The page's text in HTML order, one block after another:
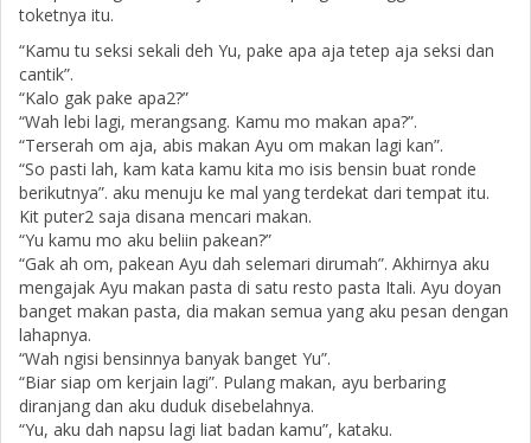
toketnya itu.
“Kamu tu seksi sekali deh Yu, pake apa aja tetep aja seksi dan
cantik”.
“Kalo gak pake apa2?”
“Wah lebi lagi, merangsang. Kamu mo makan apa?”.
“Terserah om aja, abis makan Ayu om makan lagi kan”.
“So pasti lah, kam kata kamu kita mo isis bensin buat ronde
berikutnya”. aku menuju ke mal yang terdekat dari tempat itu.
Kit puter2 saja disana mencari makan.
“Yu kamu mo aku beliin pakean?”
“Gak ah om, pakean Ayu dah selemari dirumah”. Akhirnya aku
mengajak Ayu makan pasta di satu resto pasta Itali. Ayu doyan
banget makan pasta, dia makan semua yang aku pesan dengan
lahapnya.
“Wah ngisi bensinnya banyak banget Yu”.
“Biar siap om kerjain lagi”. Pulang makan, ayu berbaring
diranjang dan aku duduk disebelahnya.
“Yu, aku dah napsu lagi liat badan kamu”, kataku.